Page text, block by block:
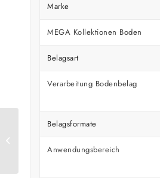
Marke
MEGA Kollektionen Boden
Belagsart
Verarbeitung Bodenbelag
Belagsformate
Anwendungsbereich
cambridge 0465